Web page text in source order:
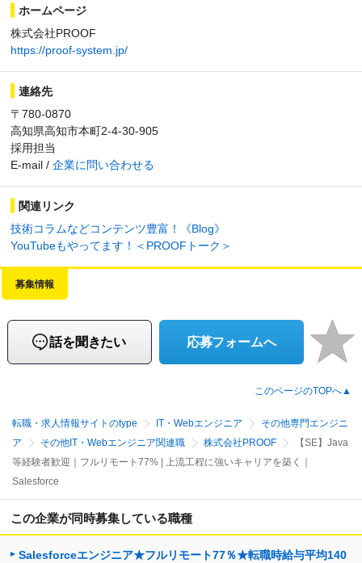
ホームページ
株式会社PROOF
https://proof-system.jp/
連絡先
〒780-0870
高知県高知市本町2-4-30-905
採用担当
E-mail / 企業に問い合わせる
関連リンク
技術コラムなどコンテンツ豊富！《Blog》
YouTubeもやってます！＜PROOFトーク＞
募集情報
話を聞きたい 応募フォームへ
このページのTOPへ▲
転職・求人情報サイトのtype IT・Webエンジニア
その他専門エンジニ
ア
その他IT・Webエンジニア関連職 株式会社PROOF
【SE】Java
等経験者歓迎｜フルリモート77% | 上流工程に強いキャリアを築く｜
Salesforce
この企業が同時募集している職種
Salesforceエンジニア★フルリモート77％★転職時給与平均140